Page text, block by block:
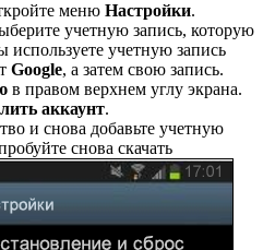
меню Настройки.
учетную запись, которую
используете учетную запись
Google, а затем свою запись.
в правом верхнем углу экрана.
аккаунт.
и снова добавьте учетную
снова скачать